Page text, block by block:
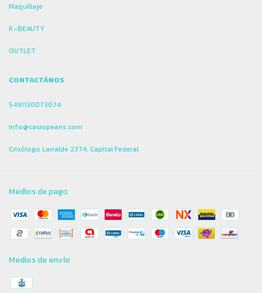
Maquillaje
K-BEAUTY
OUTLET
CONTACTÁNOS
5491130073074
info@casiopeans.com
Crisólogo Larralde 2374, Capital Federal
Medios de pago
Medios de envío